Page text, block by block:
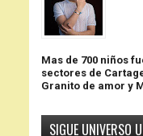
Mas de 700 niños
sectores de
Granito de amor y
SIGUE UNIVERSO U